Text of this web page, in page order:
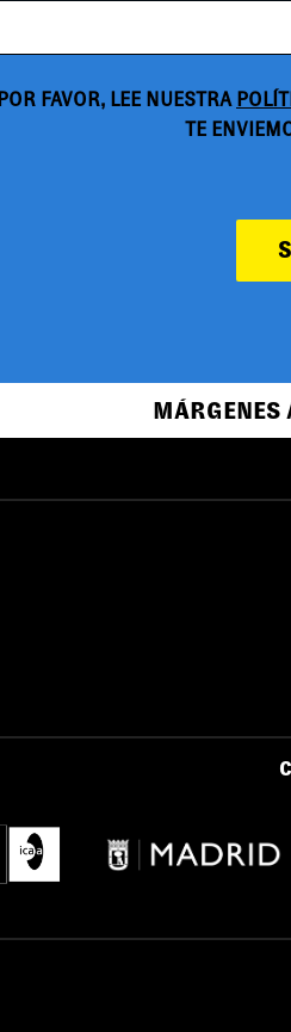
POR FAVOR, LEE NUESTRA
TE
MÁRGENES